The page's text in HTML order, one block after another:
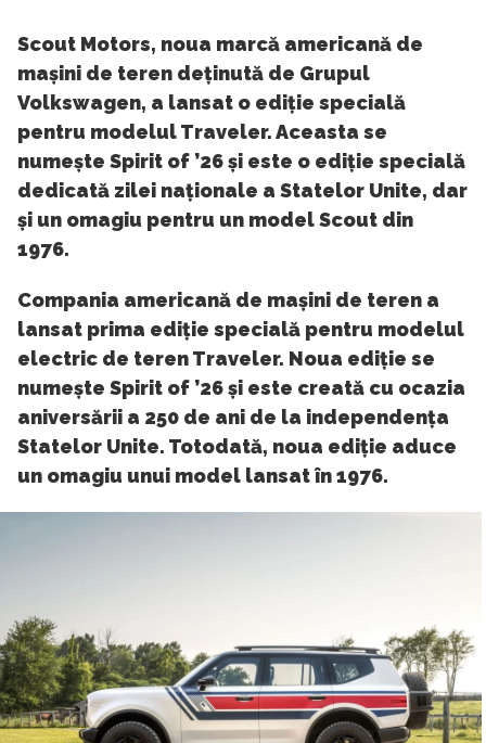
Scout Motors, noua marcă americană de
mașini de teren deținută de Grupul
Volkswagen, a lansat o ediție specială
pentru modelul Traveler. Aceasta se
numește Spirit of ’26 și este o ediție specială
dedicată zilei naționale a Statelor Unite, dar
și un omagiu pentru un model Scout din
1976.
Compania americană de mașini de teren a
lansat prima ediție specială pentru modelul
electric de teren Traveler. Noua ediție se
numește Spirit of ’26 și este creată cu ocazia
aniversării a 250 de ani de la independența
Statelor Unite. Totodată, noua ediție aduce
un omagiu unui model lansat în 1976.